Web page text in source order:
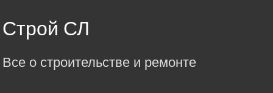
to
content
Строй СЛ
Все о строительстве и ремонте